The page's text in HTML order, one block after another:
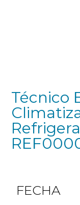
Técnico
FECHA